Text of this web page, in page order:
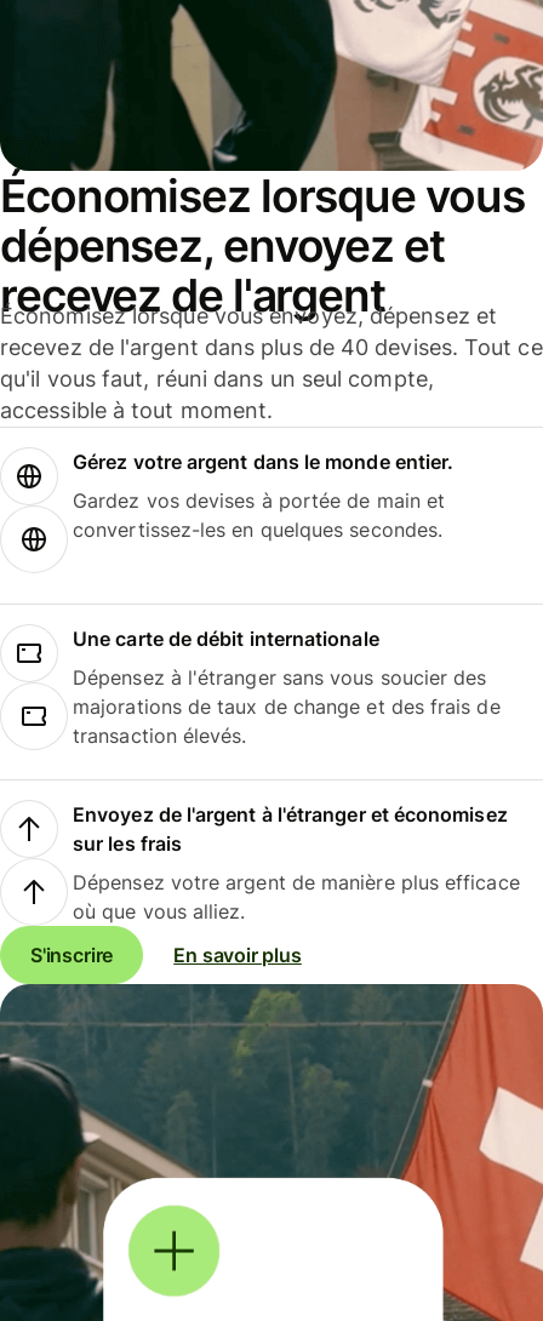
Économisez lorsque vous
dépensez, envoyez et
recevez de l'argent
Économisez lorsque vous envoyez, dépensez et
recevez de l'argent dans plus de 40 devises. Tout ce
qu'il vous faut, réuni dans un seul compte,
accessible à tout moment.
Gérez votre argent dans le monde entier.
Gardez vos devises à portée de main et
convertissez-les en quelques secondes.
Une carte de débit internationale
Dépensez à l'étranger sans vous soucier des
majorations de taux de change et des frais de
transaction élevés.
Envoyez de l'argent à l'étranger et économisez
sur les frais
Dépensez votre argent de manière plus efficace
où que vous alliez.
S'inscrire
En savoir plus